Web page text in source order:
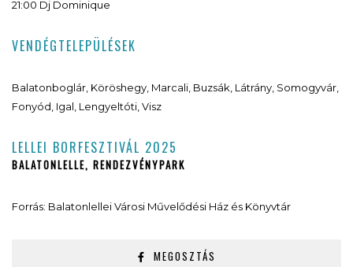
21:00 Dj Dominique
VENDÉGTELEPÜLÉSEK
Balatonboglár, Köröshegy, Marcali, Buzsák, Látrány, Somogyvár,
Fonyód, Igal, Lengyeltóti, Visz
LELLEI BORFESZTIVÁL 2025
BALATONLELLE, RENDEZVÉNYPARK
Forrás: Balatonlellei Városi Művelődési Ház és Könyvtár
MEGOSZTÁS